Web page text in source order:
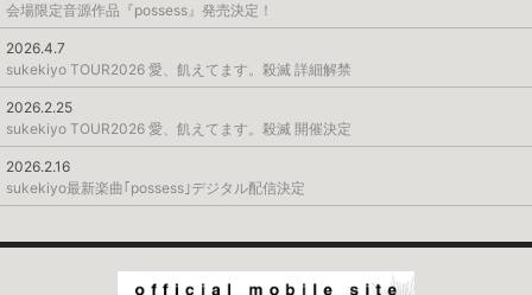
会場限定音源作品『possess』発売決定！
2026.4.7
sukekiyo TOUR2026 愛、飢えてます。殺滅 詳細解禁
2026.2.25
sukekiyo TOUR2026 愛、飢えてます。殺滅 開催決定
2026.2.16
sukekiyo最新楽曲｢possess｣デジタル配信決定